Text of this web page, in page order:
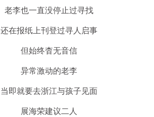
老李也一直没停止过寻找
还在报纸上刊登过寻人启事
但始终杳无音信
异常激动的老李
当即就要去浙江与孩子见面
展海荣建议二人